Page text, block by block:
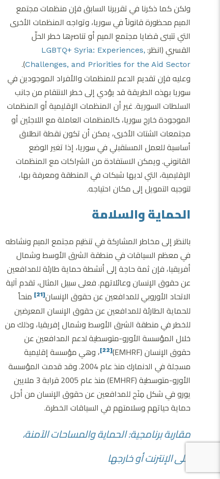
ولكن كما ذكرنا في تقريرنا السابق فإن منظمات مجتمع
الميم محظورة قانوناً في سوريا، وتواجه المنظمات الأخرى
التي تتبنى قضايا مجتمع الميم أو تناصرها خطر الحلّ
القسري (انظر: ​​ LGBTQ+ Syria: Experiences,
Challenges, and Priorities for the Aid Sector
).
وعليه فإن تقديم الدعم للمنظمات والأفراد الموجودين في
سوريا بهذه الطريقة قد يؤدي إلى خطر الانتقام من جانب
السلطات السورية. غير أن المنظمات الإقليمية أو المنظمات
الموجودة خارج سوريا، كالمنظمات العاملة مع اللاجئين أو
مجتمعات الشتات الأخرى، يمكن أن تكون نقطة انطلاق
أساسية للعمل المستقبلي في سوريا، إذا تغير الوضع
القانوني. ويمكن الاستفادة من الشراكات مع المنظمات
الإقليمية، التي لديها شبكات في المنطقة ومعرفة بها،
لتوجيه التمويل إلى مكان احتياجه.
الحماية والسلامة
بالنظر إلى مخاطر المشاركة في تنظيم مجتمع الميم ونشاطه
في معظم السياقات في منطقة الشرق الأوسط وشمال
أفريقيا، فإن ثمة حاجة إلى أنشطة حماية طارئة للمدافعين
عن حقوق الإنسان وعائلاتهم. فعلى سبيل المثال، تقدم آلية
الاتحاد الأوروبي للمدافعين عن حقوق الإنسان[21]
منحاً
للحماية الطارئة للمدافعين عن حقوق الإنسان المعرضين
للخطر في منطقة الشرق الأوسط وشمال إفريقيا، وذلك من
خلال المؤسسة الأورو-متوسطية لدعم المدافعين عن
حقوق الإنسان (EMHRF)
[22]
، وهي مؤسسة إقليمية
مسجلة في الدنمارك منذ عام 2004. وقد قدمت المؤسسة
الأورو-متوسطية (EMHRF) منذ عام 2005 قرابة 3 ملايين
يورو في شكل مِنَح للمدافعين عن حقوق الإنسان من أجل
حماية حياتهم وسلامتهم في السياقات الخطرة.
مقاربة برنامجية: الحماية والمساحات الآمنة،
على الإنترنت أو خارجها